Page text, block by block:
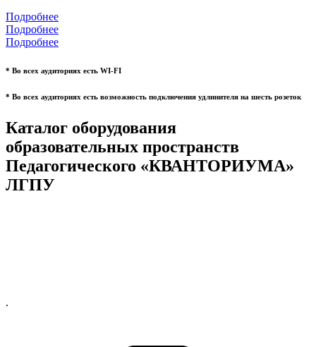
Подробнее
Подробнее
Подробнее
* Во всех аудиториях есть WI-FI
* Во всех аудиториях есть возможность подключения удлинителя на шесть розеток
Каталог оборудования
образовательных пространств
Педагогического «КВАНТОРИУМА»
ЛГПУ
.